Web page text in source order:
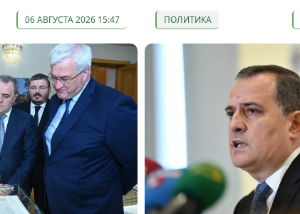
06 АВГУСТА 2026 15:47 ПОЛИТИКА